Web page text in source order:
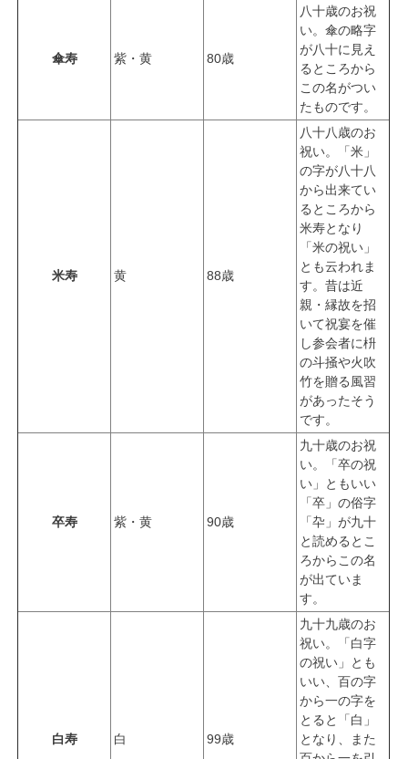
傘寿 紫・黄 80歳
八十歳のお祝
い。傘の略字
が八十に見え
るところから
この名がつい
たものです。
米寿 黄 88歳
八十八歳のお
祝い。「米」
の字が八十八
から出来てい
るところから
米寿となり
「米の祝い」
とも云われま
す。昔は近
親・縁故を招
いて祝宴を催
し参会者に枡
の斗掻や火吹
竹を贈る風習
があったそう
です。
卒寿 紫・黄 90歳
九十歳のお祝
い。「卒の祝
い」ともいい
「卒」の俗字
「卆」が九十
と読めるとこ
ろからこの名
が出ていま
す。
白寿 白 99歳
九十九歳のお
祝い。「白字
の祝い」とも
いい、百の字
から一の字を
とると「白」
となり、また